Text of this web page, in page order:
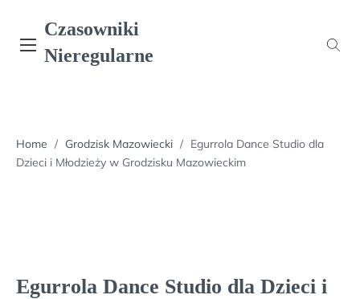
content
Czasowniki
Nieregularne
Home / Grodzisk Mazowiecki / Egurrola Dance Studio dla
Dzieci i Młodzieży w Grodzisku Mazowieckim
Egurrola Dance Studio dla Dzieci i